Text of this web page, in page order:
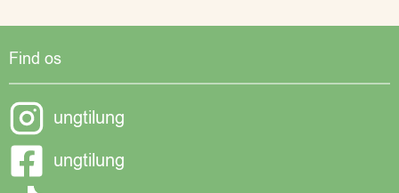
Find os
ungtilung
ungtilung